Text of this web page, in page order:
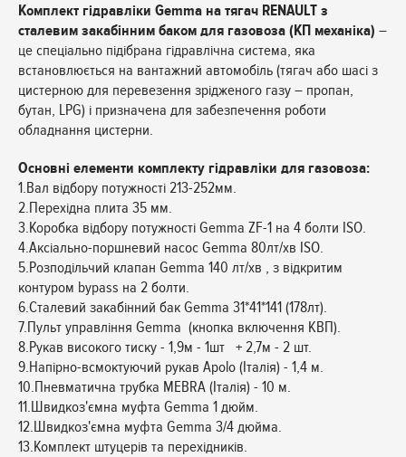
Комплект гідравліки Gemma на тягач RENAULT з
сталевим закабінним баком для газовоза (КП механіка) –
це спеціально підібрана гідравлічна система, яка
встановлюється на вантажний автомобіль (тягач або шасі з
цистерною для перевезення зрідженого газу – пропан,
бутан, LPG) і призначена для забезпечення роботи
обладнання цистерни.
Основні елементи комплекту гідравліки для газовоза:
1.Вал відбору потужності 213-252мм.
2.Перехідна плита 35 мм.
3.Коробка відбору потужності Gemma ZF-1 на 4 болти ISO.
4.Аксіально-поршневий насос Gemma 80лт/хв ISO.
5.Розподільчий клапан Gemma 140 лт/хв , з відкритим
контуром bypass на 2 болти.
6.Сталевий закабінний бак Gemma 31*41*141 (178лт).
7.Пульт управління Gemma (кнопка включення КВП).
8.Рукав високого тиску - 1,9м - 1шт + 2,7м - 2 шт.
9.Напірно-всмоктуючий рукав Apolo (Італія) - 1,4 м.
10.Пневматична трубка MEBRA (Італія) - 10 м.
11.Швидкоз'ємна муфта Gemma 1 дюйм.
12.Швидкоз'ємна муфта Gemma 3/4 дюйма.
13.Комплект штуцерів та перехідників.